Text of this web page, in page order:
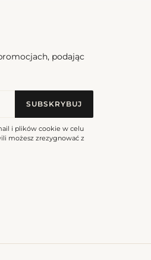
podając
SUBSKRYBUJ
i plików cookie w celu
możesz zrezygnować z